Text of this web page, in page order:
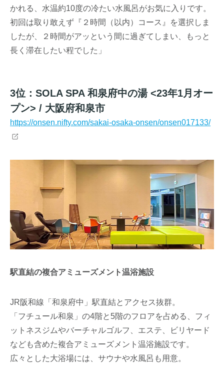
かれる、水温約10度の冷たい水風呂がお気に入りです。
初回は取り敢えず『２時間（以内）コース』を選択しま
したが、２時間がアッという間に過ぎてしまい、もっと
長く滞在したい程でした」
3位：SOLA SPA 和泉府中の湯 <23年1月オー
プン> / 大阪府和泉市
https://onsen.nifty.com/sakai-osaka-onsen/onsen017133/
駅直結の複合アミューズメント温浴施設
JR阪和線「和泉府中」駅直結とアクセス抜群。
「フチュール和泉」の4階と5階のフロアを占める、フィ
ットネスジムやバーチャルゴルフ、エステ、ビリヤード
なども含めた複合アミューズメント温浴施設です。
広々とした大浴場には、サウナや水風呂も用意。